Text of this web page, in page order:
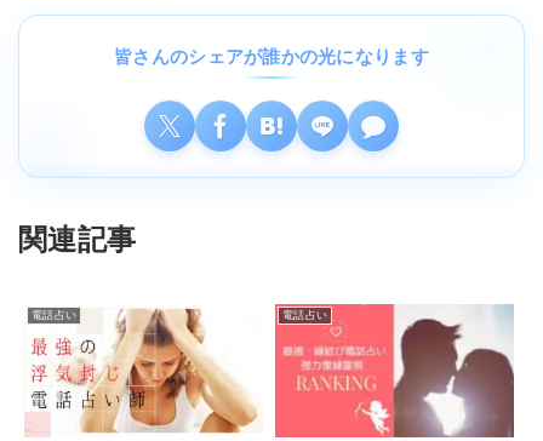
皆さんのシェアが誰かの光になります
関連記事
電話占い 電話占い